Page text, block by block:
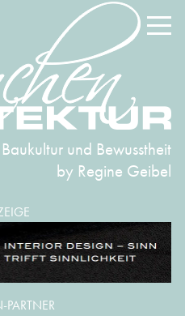
Baukultur und Bewusstheit
by Regine Geibel